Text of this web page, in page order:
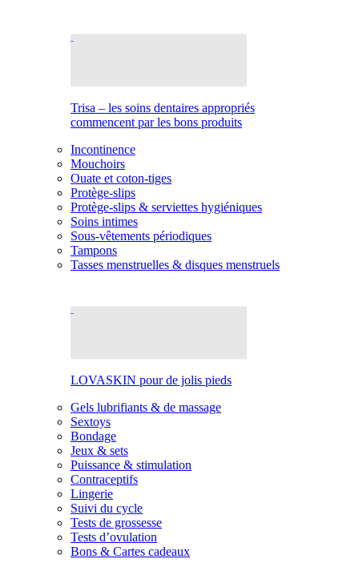
Trisa – les soins dentaires appropriés
commencent par les bons produits
Incontinence
Mouchoirs
Ouate et coton-tiges
Protège-slips
Protège-slips & serviettes hygiéniques
Soins intimes
Sous-vêtements périodiques
Tampons
Tasses menstruelles & disques menstruels
LOVASKIN pour de jolis pieds
Gels lubrifiants & de massage
Sextoys
Bondage
Jeux & sets
Puissance & stimulation
Contraceptifs
Lingerie
Suivi du cycle
Tests de grossesse
Tests d’ovulation
Bons & Cartes cadeaux